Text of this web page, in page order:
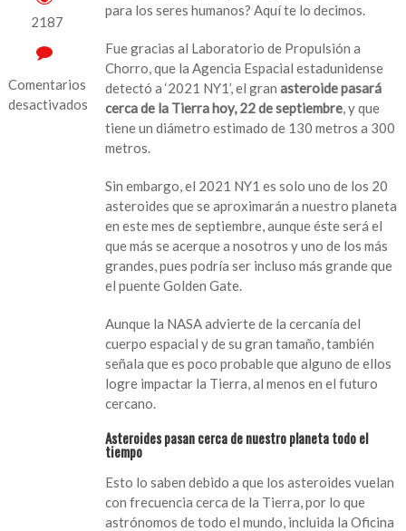
2187
Comentarios
desactivados
para los seres humanos? Aquí te lo decimos.
Fue gracias al Laboratorio de Propulsión a
Chorro, que la Agencia Espacial estadunidense
detectó a ‘2021 NY1’, el granasteroide pasará
cerca de la Tierra hoy, 22 de septiembre , y que
tiene un diámetro estimado de 130 metros a 300
metros.
Sin embargo, el 2021 NY1 es solo uno de los 20
asteroides que se aproximarán a nuestro planeta
en este mes de septiembre, aunque éste será el
que más se acerque a nosotros y uno de los más
grandes, pues podría ser incluso más grande que
el puente Golden Gate.
Aunque la NASA advierte de la cercanía del
cuerpo espacial y de su gran tamaño, también
señala que es poco probable que alguno de ellos
logre impactar la Tierra, al menos en el futuro
cercano.
Asteroides pasan cerca de nuestro planeta todo el
tiempo
Esto lo saben debido a que los asteroides vuelan
con frecuencia cerca de la Tierra, por lo que
astrónomos de todo el mundo, incluida la Oficina